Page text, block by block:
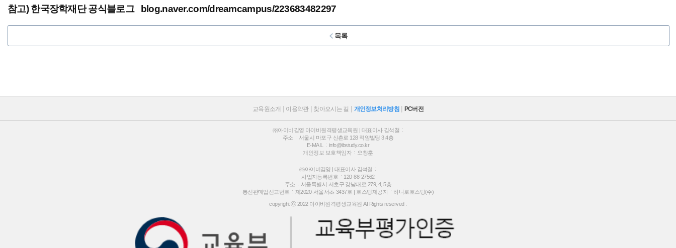
참고) 한국장학재단 공식블로그 blog.naver.com/dreamcampus/223683482297
목록
교육원소개 이용약관 찾아오시는 길 개인정보처리방침 PC버전
㈜아이비김영 아이비원격평생교육원 | 대표이사 김석철
주소
서울시 마포구 신촌로 128 적암빌딩 3,4층
E-MAIL
info@ibstudy.co.kr
개인정보 보호책임자
오창훈
㈜아이비김영 | 대표이사 김석철
사업자등록번호
120-88-27562
주소
서울특별시 서초구 강남대로 279, 4, 5층
통신판매업신고번호
제2020-서울서초-3437호 | 호스팅제공자
하나로호스팅(주)
copyright ⓒ 2022 아이비원격평생교육원 All Rights reserved .